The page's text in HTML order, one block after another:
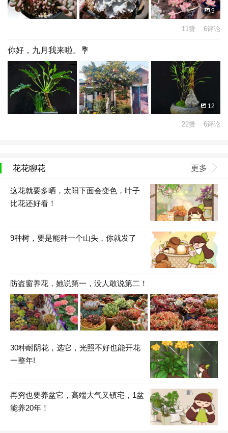
9
11赞 6评论
你好，九月我来啦。💐
12
22赞 6评论
花花聊花 更多
这花就要多晒，太阳下面会变色，叶子
比花还好看！
9种树，要是能种一个山头，你就发了
防盗窗养花，她说第一，没人敢说第二！
30种耐阴花，选它，光照不好也能开花
一整年!
再穷也要养盆它，高端大气又镇宅，1盆
能养20年！